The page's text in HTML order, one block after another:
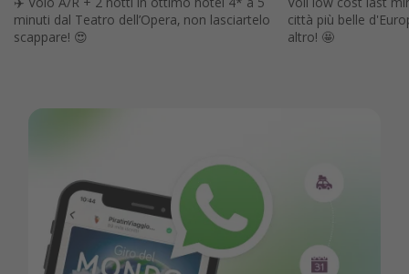
minuti dal Teatro dell’Opera, non lasciartelo
scappare! 😍
città più belle
altro! 🤩